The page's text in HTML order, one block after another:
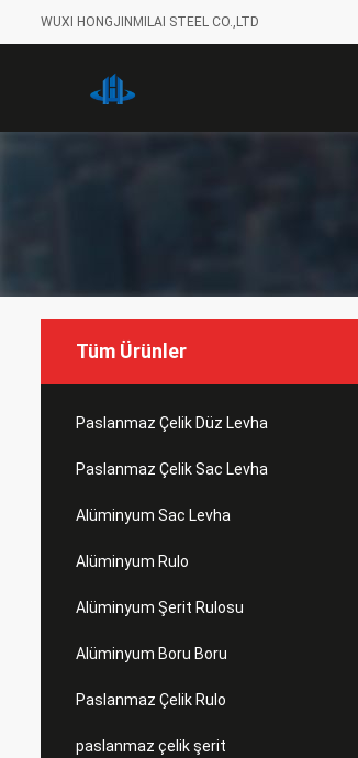
WUXI HONGJINMILAI STEEL CO.,LTD
Tüm Ürünler
Paslanmaz Çelik Düz Levha
Paslanmaz Çelik Sac Levha
Alüminyum Sac Levha
Alüminyum Rulo
Alüminyum Şerit Rulosu
Alüminyum Boru Boru
Paslanmaz Çelik Rulo
paslanmaz çelik şerit